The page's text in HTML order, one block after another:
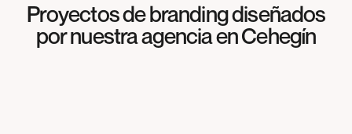
Proyectos de branding diseñados
por nuestra agencia enCehegín
BRANDING
Meliterránea
BRANDING